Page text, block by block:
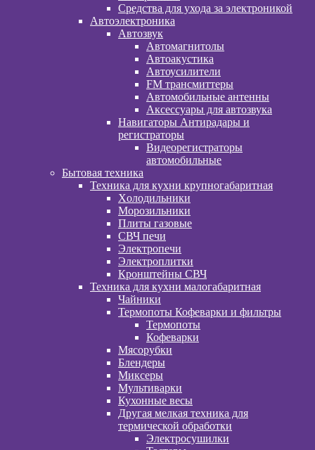
Средства для ухода за электроникой
Автоэлектроника
Автозвук
Автомагнитолы
Автоакустика
Автоусилители
FM трансмиттеры
Автомобильные антенны
Аксессуары для автозвука
Навигаторы Антирадары и
регистраторы
Видеорегистраторы
автомобильные
Бытовая техника
Техника для кухни крупногабаритная
Xолодильники
Морозильники
Плиты газовые
СВЧ печи
Электропечи
Электроплитки
Кронштейны СВЧ
Техника для кухни малогабаритная
Чайники
Термопоты Кофеварки и фильтры
Термопоты
Кофеварки
Мясорубки
Блендеры
Миксеры
Мультиварки
Кухонные весы
Другая мелкая техника для
термической обработки
Электросушилки